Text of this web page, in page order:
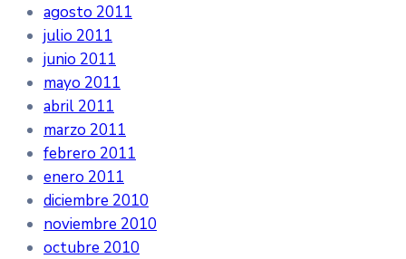
agosto 2011
julio 2011
junio 2011
mayo 2011
abril 2011
marzo 2011
febrero 2011
enero 2011
diciembre 2010
noviembre 2010
octubre 2010